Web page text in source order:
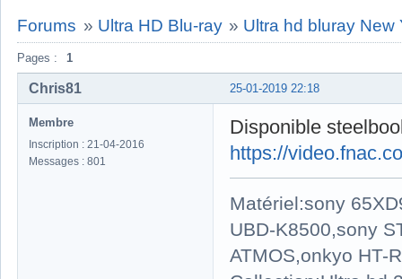
Forums » Ultra HD Blu-ray » Ultra hd bluray New
Pages : 1
25-01-2019 22:18
Chris81
Membre
Inscription : 21-04-2016
Messages : 801
Disponible
https://
Matériel:sony
UBD-K8500,sony
ATMOS,onkyo HT-